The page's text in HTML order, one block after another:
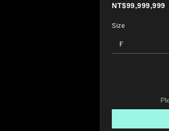
NT$99,999,999
Size